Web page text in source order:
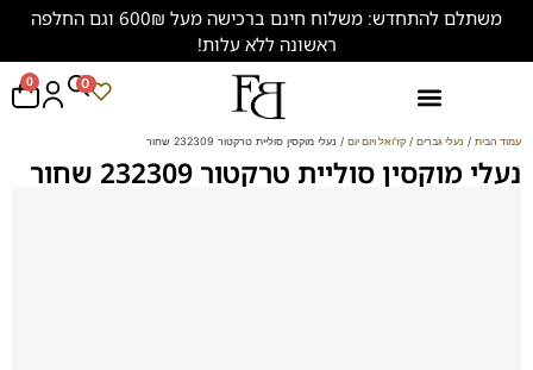
משתלם להתחדש: משלוח חינם ברכישה מעל 600₪ וגם החלפה
ראשונה ללא עלות!
0 0
עמוד הבית / נעלי גברים / קז'ואל ויום יום / נעלי מוקסין סוליית טרקטור 232309 שחור
נעלי מוקסין סוליית טרקטור 232309 שחור